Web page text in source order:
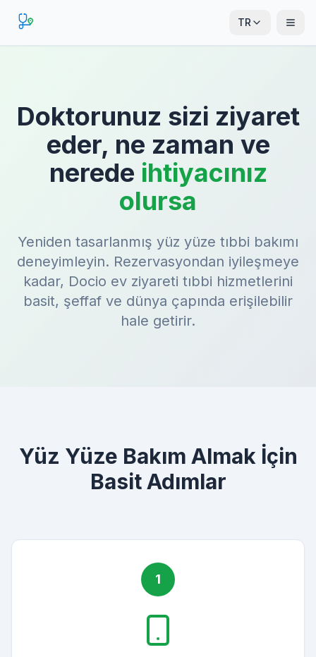
TR
Doktorunuz sizi ziyaret
eder, ne zaman ve
nerede ihtiyacınız
olursa
Yeniden tasarlanmış yüz yüze tıbbi bakımı
deneyimleyin. Rezervasyondan iyileşmeye
kadar, Docio ev ziyareti tıbbi hizmetlerini
basit, şeffaf ve dünya çapında erişilebilir
hale getirir.
Yüz Yüze Bakım Almak İçin
Basit Adımlar
1